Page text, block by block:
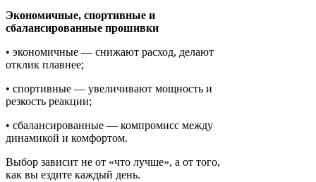
Экономичные, спортивные и
сбалансированные прошивки
• экономичные — снижают расход, делают
отклик плавнее;
• спортивные — увеличивают мощность и
резкость реакции;
• сбалансированные — компромисс между
динамикой и комфортом.
Выбор зависит не от «что лучше», а от того,
как вы ездите каждый день.